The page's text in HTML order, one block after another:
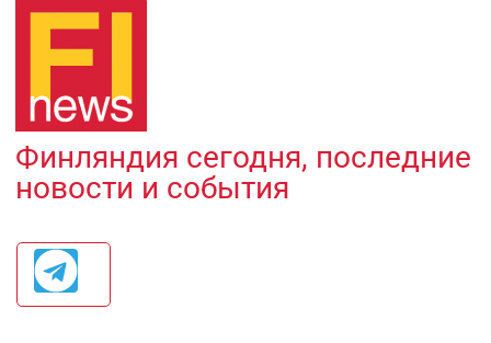
Финляндия сегодня, последние
новости и события